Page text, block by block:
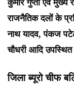
कुमार गुप्ता एवं मुख्य
राजनैतिक दलों के
नाथ यादव, पंकज
चौधरी आदि
जिला ब्यूरो चीफ